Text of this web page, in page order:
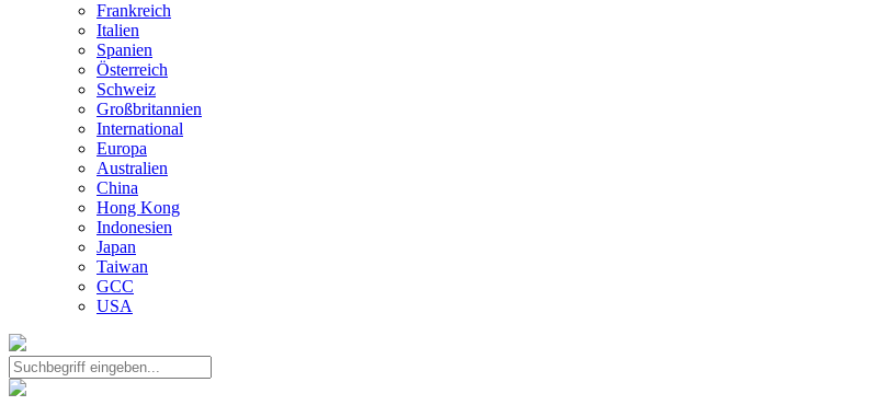
Frankreich
Italien
Spanien
Österreich
Schweiz
Großbritannien
International
Europa
Australien
China
Hong Kong
Indonesien
Japan
Taiwan
GCC
USA